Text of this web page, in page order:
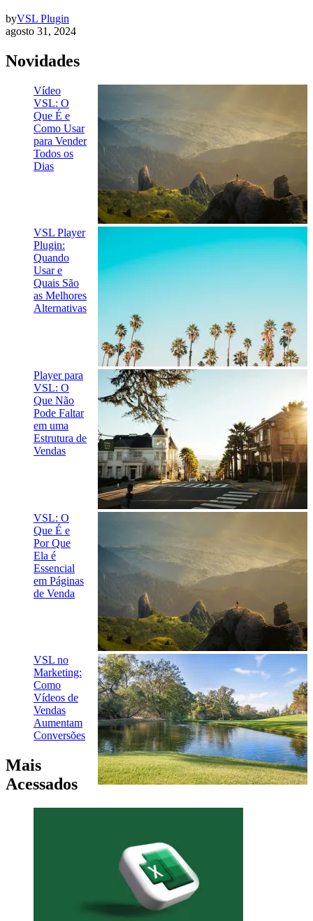
byVSL Plugin
agosto 31, 2024
Novidades
Vídeo
VSL: O
Que É e
Como Usar
para Vender
Todos os
Dias
VSL Player
Plugin:
Quando
Usar e
Quais São
as Melhores
Alternativas
Player para
VSL: O
Que Não
Pode Faltar
em uma
Estrutura de
Vendas
VSL: O
Que É e
Por Que
Ela é
Essencial
em Páginas
de Venda
VSL no
Marketing:
Como
Vídeos de
Vendas
Aumentam
Conversões
Mais
Acessados